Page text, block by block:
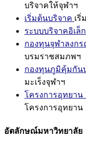
บริจาคให้จุฬาฯ
เริ่มต้นบริจาค เริ่
ระบบบริจาคอิเล็
กองทุนจุฬาลงก
บรมราชสมภพฯ
กองทุนภูมิคุ้มกัน
มะเร็งจุฬาฯ
โครงการอุทยาน
โครงการอุทยาน
อัตลักษณ์มหาวิทยาลัย